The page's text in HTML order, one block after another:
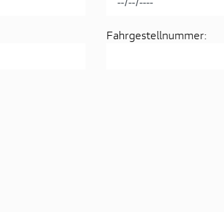
Fahrgestellnummer: